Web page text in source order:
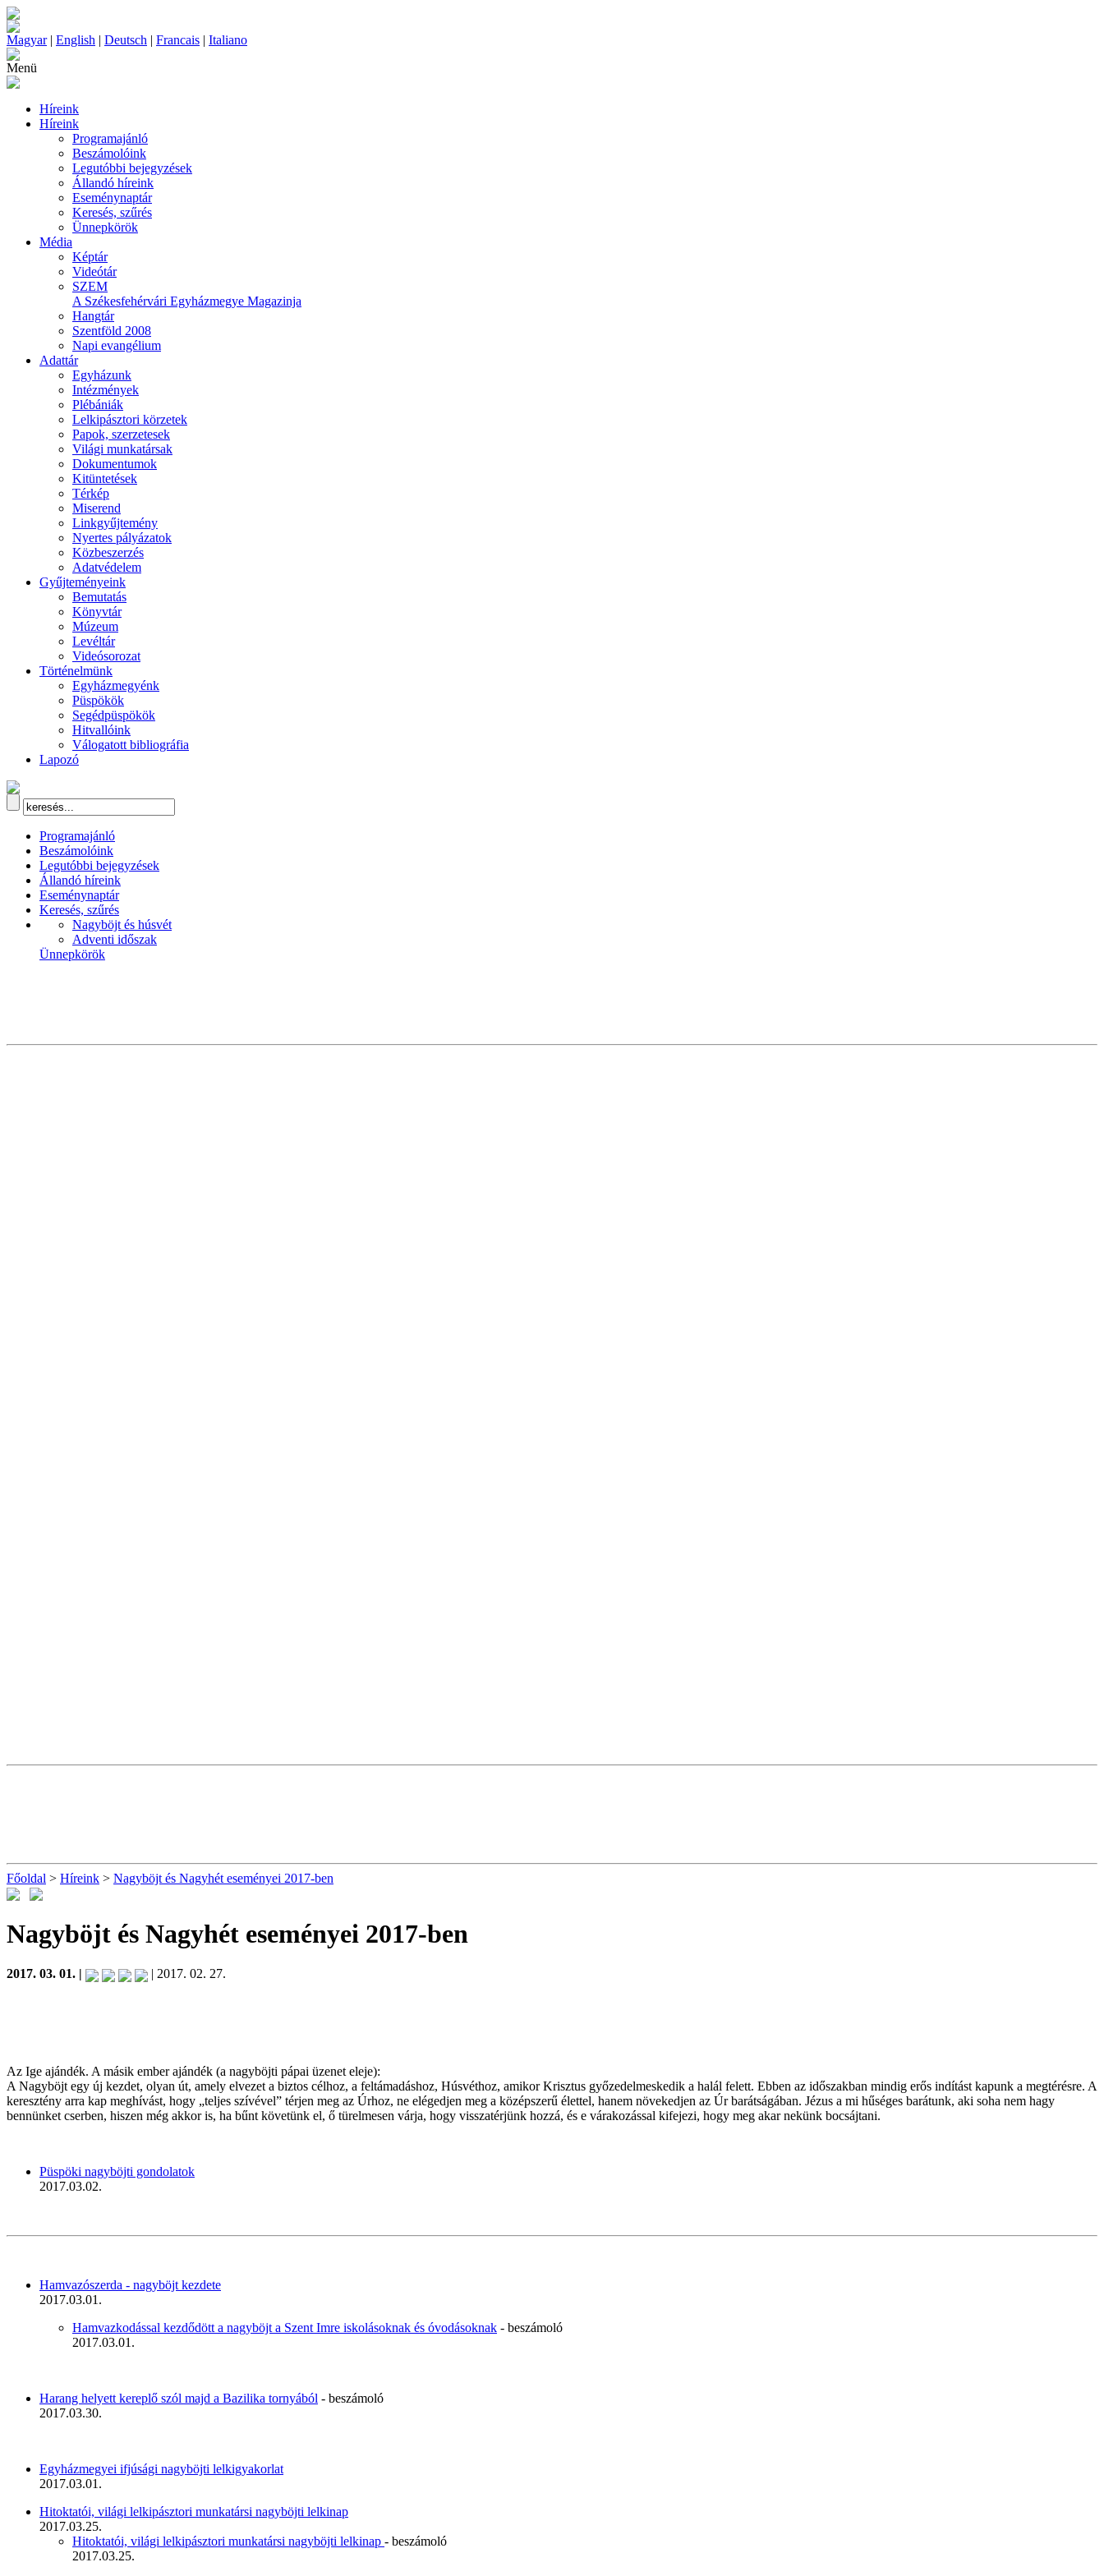
Magyar| English | Deutsch | Francais | Italiano
Menü
Híreink
Híreink
Programajánló
Beszámolóink
Legutóbbi bejegyzések
Állandó híreink
Eseménynaptár
Keresés, szűrés
Ünnepkörök
Média
Képtár
Videótár
SZEM
A Székesfehérvári Egyházmegye Magazinja
Hangtár
Szentföld 2008
Napi evangélium
Adattár
Egyházunk
Intézmények
Plébániák
Lelkipásztori körzetek
Papok, szerzetesek
Világi munkatársak
Dokumentumok
Kitüntetések
Térkép
Miserend
Linkgyűjtemény
Nyertes pályázatok
Közbeszerzés
Adatvédelem
Gyűjteményeink
Bemutatás
Könyvtár
Múzeum
Levéltár
Videósorozat
Történelmünk
Egyházmegyénk
Püspökök
Segédpüspökök
Hitvallóink
Válogatott bibliográfia
Lapozó
Programajánló
Beszámolóink
Legutóbbi bejegyzések
Állandó híreink
Eseménynaptár
Keresés, szűrés
Nagyböjt és húsvét
Adventi időszak
Ünnepkörök
Főoldal > Híreink > Nagyböjt és Nagyhét eseményei 2017-ben
Nagyböjt és Nagyhét eseményei 2017-ben
2017. 03. 01. | | 2017. 02. 27.
Az Ige ajándék. A másik ember ajándék (a nagyböjti pápai üzenet eleje):
A Nagyböjt egy új kezdet, olyan út, amely elvezet a biztos célhoz, a feltámadáshoz, Húsvéthoz, amikor Krisztus győzedelmeskedik a halál felett. Ebben az időszakban mindig erős indítást kapunk a megtérésre. A
keresztény arra kap meghívást, hogy „teljes szívével” térjen meg az Úrhoz, ne elégedjen meg a középszerű élettel, hanem növekedjen az Úr barátságában. Jézus a mi hűséges barátunk, aki soha nem hagy
bennünket cserben, hiszen még akkor is, ha bűnt követünk el, ő türelmesen várja, hogy visszatérjünk hozzá, és e várakozással kifejezi, hogy meg akar nekünk bocsájtani.
Püspöki nagyböjti gondolatok
2017.03.02.
Hamvazószerda - nagyböjt kezdete
2017.03.01.
Hamvazkodással kezdődött a nagyböjt a Szent Imre iskolásoknak és óvodásoknak - beszámoló
2017.03.01.
Harang helyett kereplő szól majd a Bazilika tornyából - beszámoló
2017.03.30.
Egyházmegyei ifjúsági nagyböjti lelkigyakorlat
2017.03.01.
Hitoktatói, világi lelkipásztori munkatársi nagyböjti lelkinap
2017.03.25.
Hitoktatói, világi lelkipásztori munkatársi nagyböjti lelkinap - beszámoló
2017.03.25.